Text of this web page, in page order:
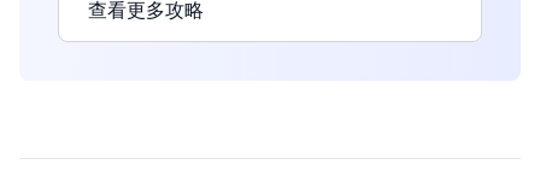
查看更多攻略